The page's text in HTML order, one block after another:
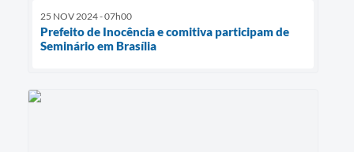
25 NOV 2024 - 07h00
Prefeito de Inocência e comitiva participam de
Seminário em Brasília